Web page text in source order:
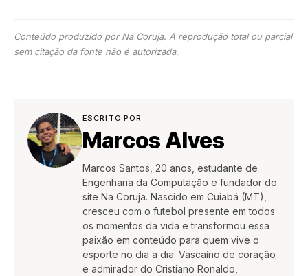
Conteúdo produzido por Na Coruja. A reprodução total ou parcial
sem citação da fonte não é autorizada.
ESCRITO POR
Marcos Alves
Marcos Santos, 20 anos, estudante de
Engenharia da Computação e fundador do
site Na Coruja. Nascido em Cuiabá (MT),
cresceu com o futebol presente em todos
os momentos da vida e transformou essa
paixão em conteúdo para quem vive o
esporte no dia a dia. Vascaíno de coração
e admirador do Cristiano Ronaldo,